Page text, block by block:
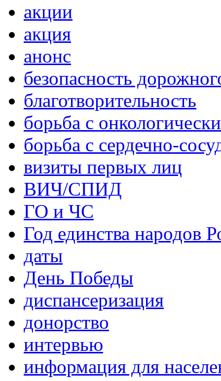
акции
акция
анонс
безопасность
благотворительность
борьба с
борьба с сердечно-
визиты первых лиц
ВИЧ/СПИД
ГО и ЧС
Год единства народов
даты
День Победы
диспансеризация
донорство
интервью
информация для